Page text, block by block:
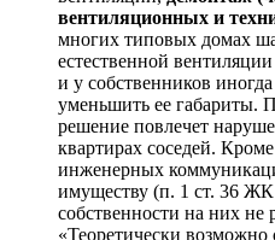
вентиляционных и
многих типовых домах
естественной
и у собственников
уменьшить ее габариты.
решение повлечет
квартирах соседей.
инженерных
имуществу (п. 1 ст. 36
собственности на них не
«Теоретически возможно